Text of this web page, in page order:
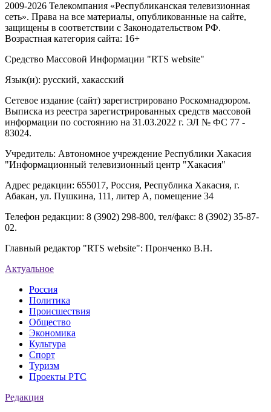
2009-2026 Телекомпания «Республиканская телевизионная
сеть». Права на все материалы, опубликованные на сайте,
защищены в соответствии с Законодательством РФ.
Возрастная категория сайта: 16+
Средство Массовой Информации "RTS website"
Язык(и): русский, хакасский
Сетевое издание (сайт) зарегистрировано Роскомнадзором.
Выписка из реестра зарегистрированных средств массовой
информации по состоянию на 31.03.2022 г. ЭЛ № ФС 77 -
83024.
Учредитель: Автономное учреждение Республики Хакасия
"Информационный телевизионный центр "Хакасия"
Адрес редакции: 655017, Россия, Республика Хакасия, г.
Абакан, ул. Пушкина, 111, литер А, помещение 34
Телефон редакции: 8 (3902) 298-800, тел/факс: 8 (3902) 35-87-
02.
Главный редактор "RTS website": Пронченко В.Н.
Актуальное
Россия
Политика
Происшествия
Общество
Экономика
Культура
Спорт
Туризм
Проекты РТС
Редакция